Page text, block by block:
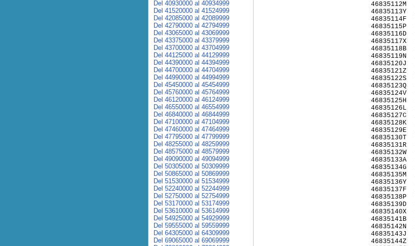
46835112M
46835113Y
46835114F
46835115P
46835116D
46835117X
46835118B
46835119N
46835120J
46835121Z
46835122S
46835123Q
46835124V
46835125H
46835126L
46835127C
46835128K
46835129E
46835130T
46835131R
46835132W
46835133A
46835134G
46835135M
46835136Y
46835137F
46835138P
46835139D
46835140X
46835141B
46835142N
46835143J
46835144Z
Del 40930000 al 40934999
Del 41520000 al 41524999
Del 42085000 al 42089999
Del 42790000 al 42794999
Del 43065000 al 43069999
Del 43375000 al 43379999
Del 43700000 al 43704999
Del 44125000 al 44129999
Del 44390000 al 44394999
Del 44700000 al 44704999
Del 44990000 al 44994999
Del 45450000 al 45454999
Del 45760000 al 45764999
Del 46120000 al 46124999
Del 46550000 al 46554999
Del 46840000 al 46844999
Del 47100000 al 47104999
Del 47460000 al 47464999
Del 47795000 al 47799999
Del 48255000 al 48259999
Del 48575000 al 48579999
Del 49090000 al 49094999
Del 50305000 al 50309999
Del 50865000 al 50869999
Del 51530000 al 51534999
Del 52240000 al 52244999
Del 52750000 al 52754999
Del 53170000 al 53174999
Del 53610000 al 53614999
Del 54925000 al 54929999
Del 59555000 al 59559999
Del 64305000 al 64309999
Del 69065000 al 69069999